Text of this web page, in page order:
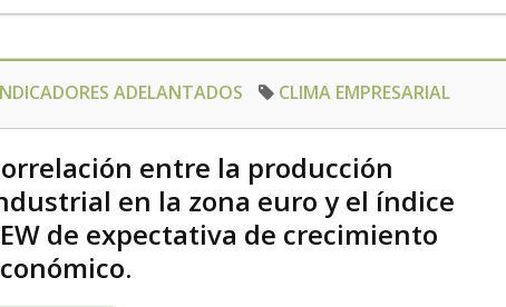
ADELANTADOS CLIMA EMPRESARIAL
entre la producción
en la zona euro y el índice
de expectativa de crecimiento